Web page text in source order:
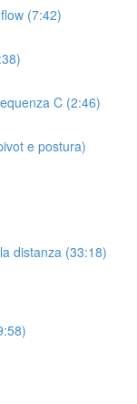
(7:42)
C (2:46)
e postura)
distanza (33:18)